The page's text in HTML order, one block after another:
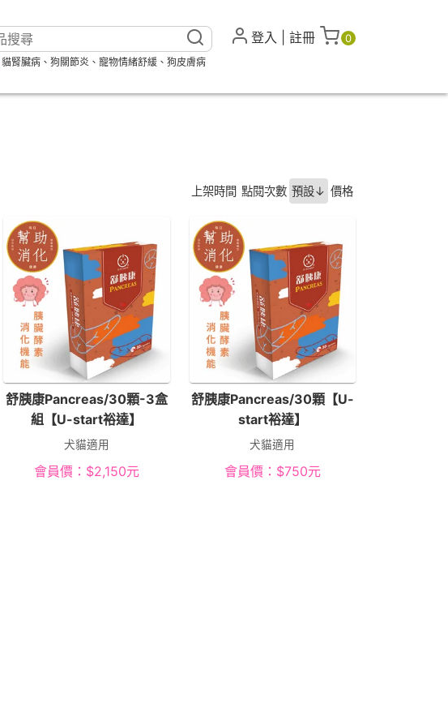
貓腎臟病 、 狗關節炎 、 寵物情緒舒緩 、 狗皮膚病
登入 註冊 0
上架時間 點閱次數 預設↓ 價格
舒胰康Pancreas/30顆-3盒
組【U-start裕達】
犬貓適用
會員價： $2,150元
舒胰康Pancreas/30顆【U-
start裕達】
犬貓適用
會員價： $750元